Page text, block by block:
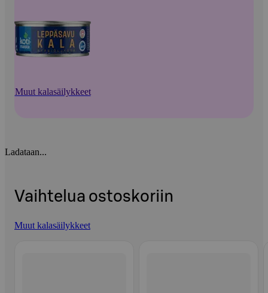
Muut kalasäilykkeet
Ladataan...
Vaihtelua ostoskoriin
Muut kalasäilykkeet